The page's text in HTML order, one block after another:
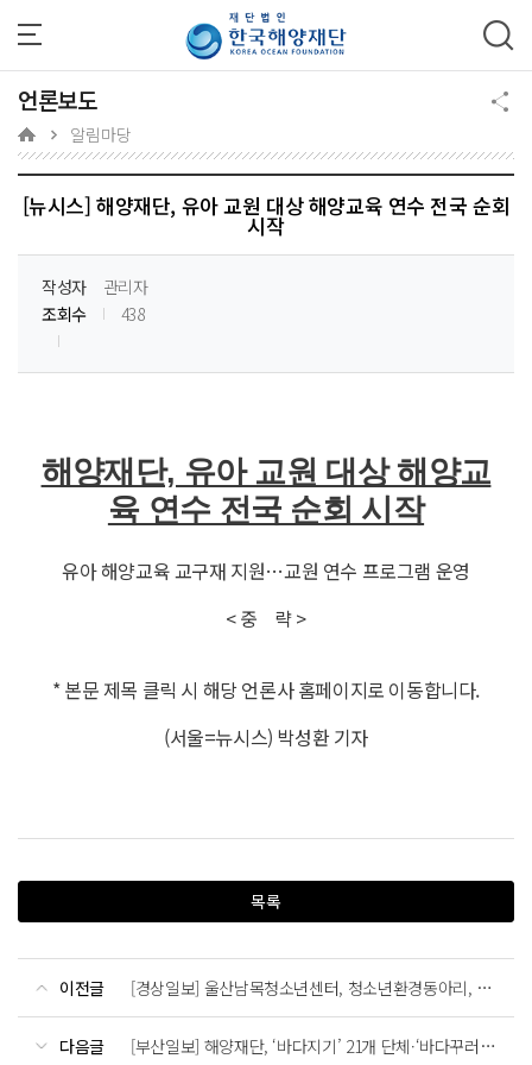
본문 바로가기
주메뉴 바로가기
하단 바로가기
언론보도
알림마당
[뉴시스] 해양재단, 유아 교원 대상 해양교육 연수 전국 순회
시작
작성자
관리자
조회수
438
해양재단, 유아 교원 대상 해양교
육 연수 전국 순회 시작
유아 해양교육 교구재 지원…교원 연수 프로그램 운영
< 중 략 >
* 본문 제목 클릭 시 해당 언론사 홈페이지로 이동합니다.
(서울=뉴시스) 박성환 기자
목록
이전글 [경상일보] 울산남목청소년센터, 청소년환경동아리, “2026년 바다꾸러기 키움사업”선정
다음글 [부산일보] 해양재단, ‘바다지기’ 21개 단체·‘바다꾸러기’ 26개 동아리 선정